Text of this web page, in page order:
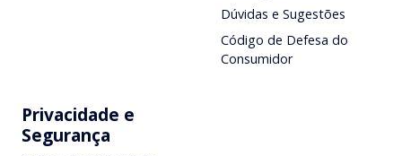
Dúvidas e Sugestões
Código de Defesa do
Consumidor
Privacidade e
Segurança